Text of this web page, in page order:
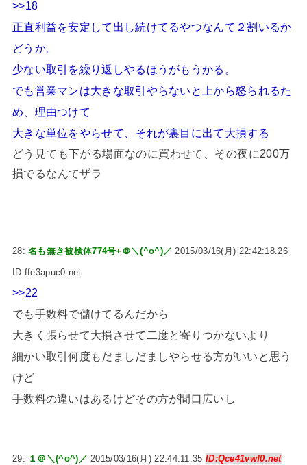
>>18
正直利益を安定して出し続けてるやつなんて２割いるか
どうか。
少ない取引を繰り返しやるほうがもうかる。
でも営業マンは大きな取引やらないと上から怒られるた
め、理由つけて
大きな単位をやらせて、それが裏目に出て大損する
どう見ても下がる場面なのに買わせて、その夜に200万
損でるなんてザラ
28:名も無き被検体774号+＠＼(^o^)／ 2015/03/16(月) 22:42:18.26
ID:ffe3apuc0.net
>>22
でも手数料で儲けてるんだから
大きく張らせて大損させて二度と寄りつかないより
細かい取引何度もだましだましやらせる方がいいと思う
けど
手数料の違いはあるけどその方が間口広いし
29: １＠＼(^o^)／ 2015/03/16(月) 22:44:11.35 ID:Qce41vwf0.net